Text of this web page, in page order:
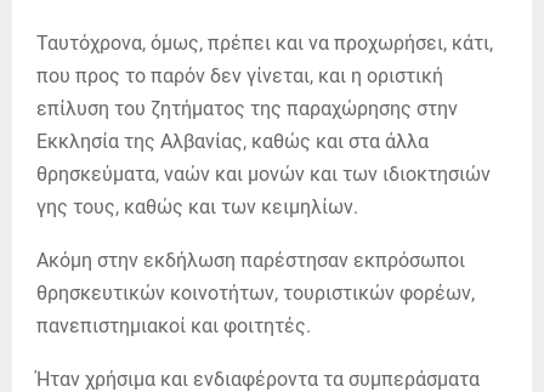
Ταυτόχρονα, όμως, πρέπει και να προχωρήσει, κάτι,
που προς το παρόν δεν γίνεται, και η οριστική
επίλυση του ζητήματος της παραχώρησης στην
Εκκλησία της Αλβανίας, καθώς και στα άλλα
θρησκεύματα, ναών και μονών και των ιδιοκτησιών
γης τους, καθώς και των κειμηλίων.
Ακόμη στην εκδήλωση παρέστησαν εκπρόσωποι
θρησκευτικών κοινοτήτων, τουριστικών φορέων,
πανεπιστημιακοί και φοιτητές.
Ήταν χρήσιμα και ενδιαφέροντα τα συμπεράσματα